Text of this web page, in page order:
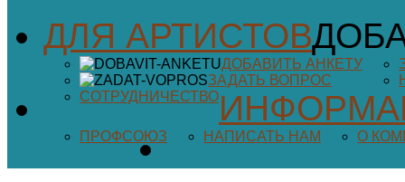
ДЛЯ АРТИСТОВ
ДОБАВИТЬ АНКЕТУ
ЗАДАТЬ ВОПРОС
СОТРУДНИЧЕСТВО
ПРОФСОЮЗ НАПИСАТЬ НАМ О